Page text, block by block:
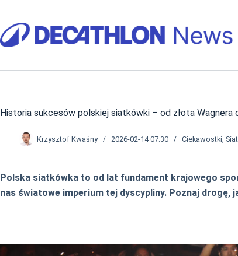
treści
Historia sukcesów polskiej siatkówki – od złota Wagnera
Krzysztof Kwaśny 2026-02-14 07:30 Ciekawostki
Polska siatkówka to od lat fundament krajowego
nas światowe imperium tej dyscypliny. Poznaj drogę,